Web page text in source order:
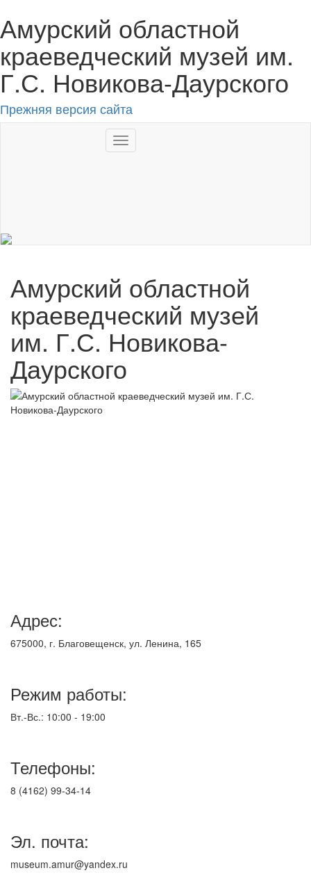
Амурский областной
краеведческий музей им.
Г.С. Новикова-Даурского
Прежняя версия сайта
Toggle
navigation
Амурский областной
краеведческий музей
им. Г.С. Новикова-
Даурского
Адрес:
675000, г. Благовещенск, ул. Ленина, 165
Режим работы:
Вт.-Вс.: 10:00 - 19:00
Телефоны:
8 (4162) 99-34-14
Эл. почта:
museum.amur@yandex.ru